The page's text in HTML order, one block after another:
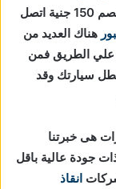
بخصم 150 جنية اتصل
هناك العديد من
علي الطريق فمن
سيارتك وقد
هى خبرتنا
جودة عالية باقل
انقاذ